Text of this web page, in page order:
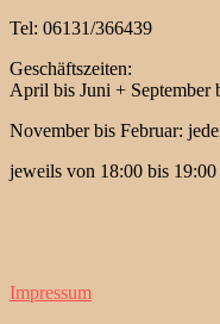
Tel: 06131/366439
Geschäftszeiten:
April bis Juni +
November bis Februar:
jeweils von 18:00 bis
Impressum